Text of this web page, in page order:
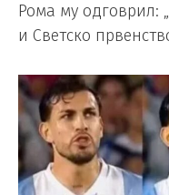
Рома му одговрил:
и Светско